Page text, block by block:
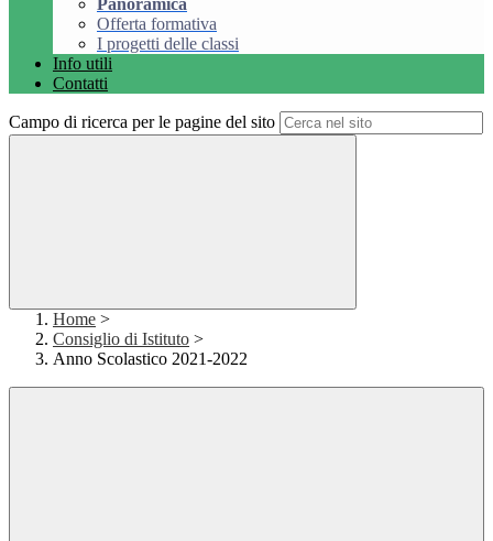
Panoramica
Offerta formativa
I progetti delle classi
Info utili
Contatti
Campo di ricerca per le pagine del sito
Home >
Consiglio di Istituto >
Anno Scolastico 2021-2022